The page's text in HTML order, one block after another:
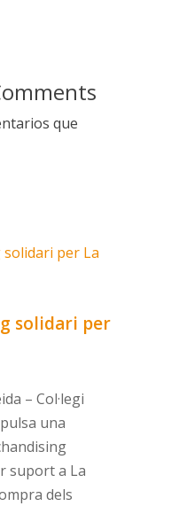
que
solidari per
– Col·legi
una
suport a La
dels